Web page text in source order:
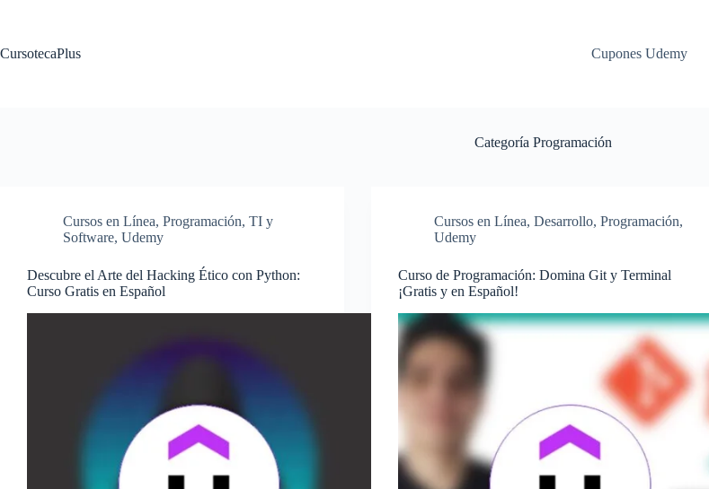
CursotecaPlus
Cupones Udemy
Categoría Programación
Cursos en Línea, Programación, TI y
Software, Udemy
Descubre el Arte del Hacking Ético con Python:
Curso Gratis en Español
Cursos en Línea,Desarrollo,Programación,
Udemy
Curso de Programación: Domina Git y Terminal
¡Gratis y en Español!